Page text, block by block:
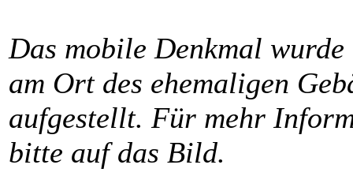
Das mobile Denkmal
am Ort des ehemaligen
aufgestellt. Für mehr
bitte auf das Bild.